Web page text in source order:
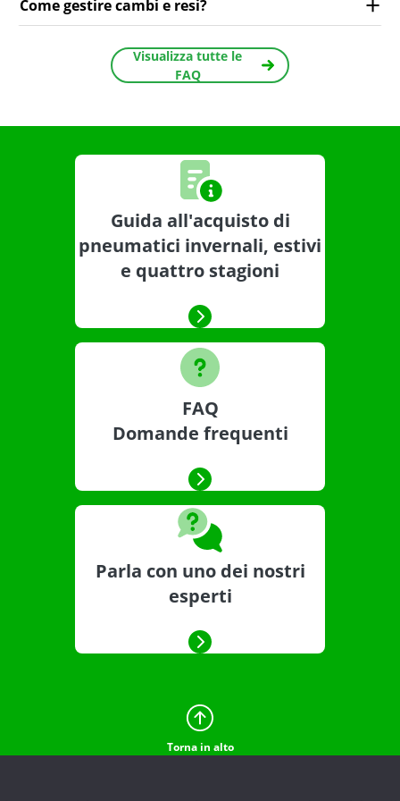
Come gestire cambi e resi?
Visualizza tutte le
FAQ
Guida all'acquisto di
pneumatici invernali, estivi
e quattro stagioni
FAQ
Domande frequenti
Parla con uno dei nostri
esperti
Torna in alto